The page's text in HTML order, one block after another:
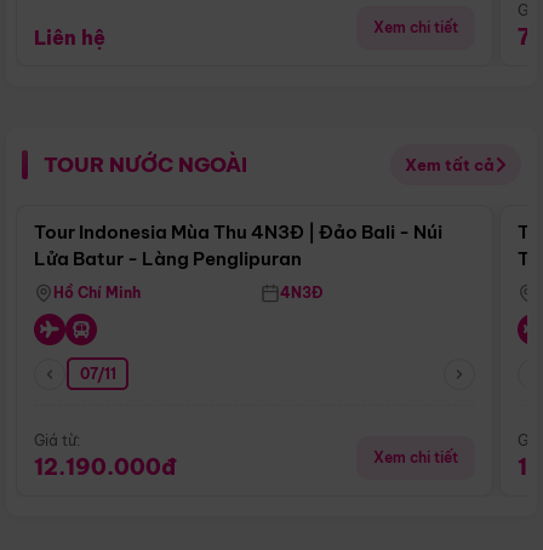
Liên hệ Xem chi tiết
TOUR NƯỚC NGOÀI Xem tất cả
Điểm nổi bật
Tour Indonesia Mùa Thu 4N3Đ | Đảo Bali - Núi
Lửa Batur - Làng Penglipuran
Hồ Chí Minh 4N3Đ
07/11
Giá từ:
12.190.000đ Xem chi tiết